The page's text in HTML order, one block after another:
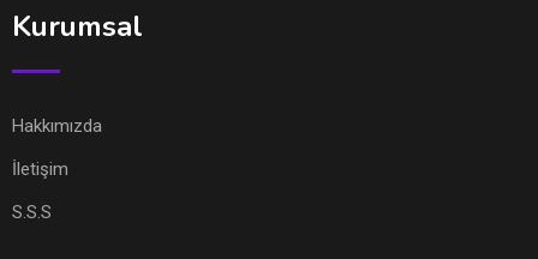
Kurumsal
Hakkımızda
İletişim
S.S.S